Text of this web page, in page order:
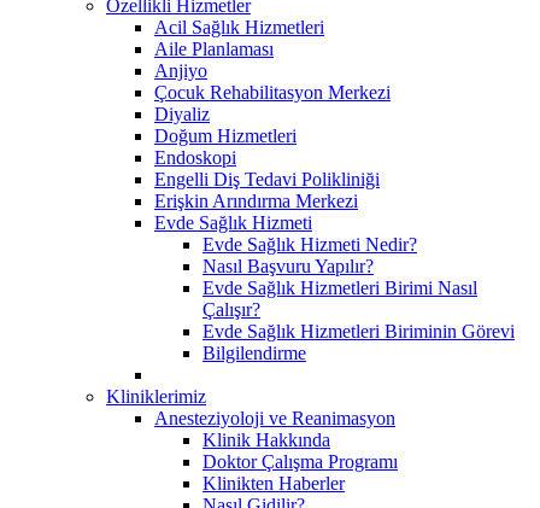
Özellikli Hizmetler
Acil Sağlık Hizmetleri
Aile Planlaması
Anjiyo
Çocuk Rehabilitasyon Merkezi
Diyaliz
Doğum Hizmetleri
Endoskopi
Engelli Diş Tedavi Polikliniği
Erişkin Arındırma Merkezi
Evde Sağlık Hizmeti
Evde Sağlık Hizmeti Nedir?
Nasıl Başvuru Yapılır?
Evde Sağlık Hizmetleri Birimi Nasıl
Çalışır?
Evde Sağlık Hizmetleri Biriminin Görevi
Bilgilendirme
Kliniklerimiz
Anesteziyoloji ve Reanimasyon
Klinik Hakkında
Doktor Çalışma Programı
Klinikten Haberler